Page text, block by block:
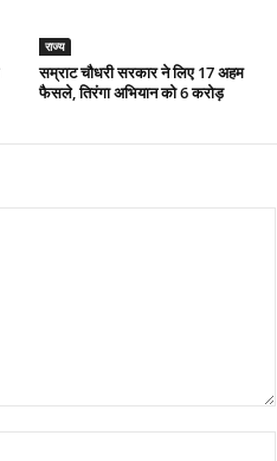
राज्य
सम्राट चौधरी सरकार ने लिए 17 अहम
फैसले, तिरंगा अभियान को 6 करोड़